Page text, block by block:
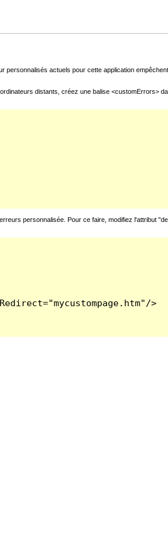
actuels pour cette application
distants, créez une balise <customErrors>
personnalisée. Pour ce faire, modifiez l'attribut
>